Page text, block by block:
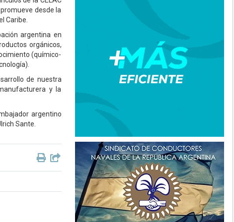
desde la
Caribe.
argentina en
orgánicos,
(químico-
de nuestra
y la
argentino
Sante.